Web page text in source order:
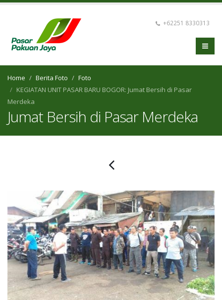
+62251 8330313
Home Berita Foto
Foto
KEGIATAN UNIT PASAR BARU BOGOR: Jumat Bersih di Pasar
Merdeka
Jumat Bersih di Pasar Merdeka